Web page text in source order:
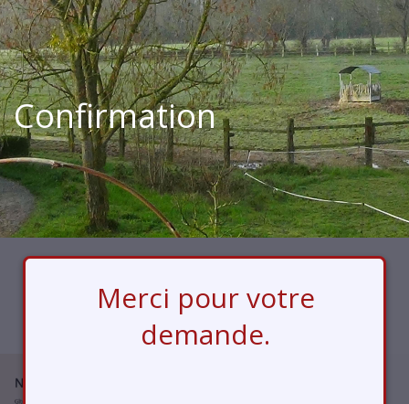
Confirmation
Merci pour votre
demande.